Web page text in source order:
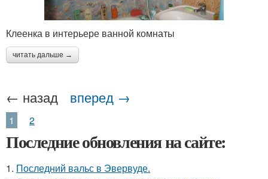
Клеенка в интерьере ванной комнаты
читать дальше →
← назад вперед →
1 2
Последние обновления на сайте:
1. Последний вальс в Эвервуде.